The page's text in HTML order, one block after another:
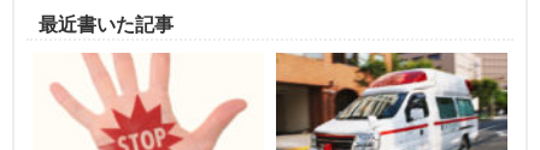
最近書いた記事